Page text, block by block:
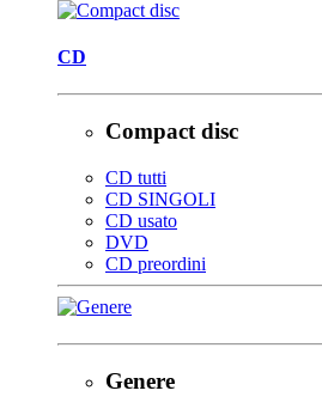
CD
Compact disc
CD tutti
CD SINGOLI
CD usato
DVD
CD preordini
Genere